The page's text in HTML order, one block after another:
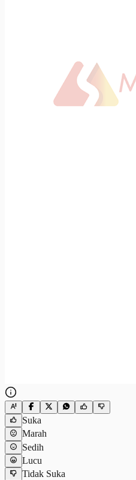
Suka
Marah
Sedih
Lucu
Tidak Suka